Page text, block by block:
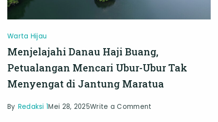
Warta Hijau
Menjelajahi Danau Haji Buang,
Petualangan Mencari Ubur-Ubur Tak
Menyengat di Jantung Maratua
By Redaksi 1Mei 28, 2025Write a Comment